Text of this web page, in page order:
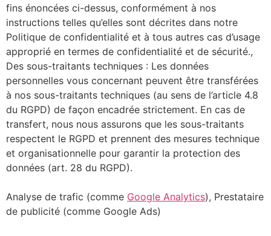
fins énoncées ci-dessus, conformément à nos
instructions telles qu’elles sont décrites dans notre
Politique de confidentialité et à tous autres cas d’usage
approprié en termes de confidentialité et de sécurité.,
Des sous-traitants techniques : Les données
personnelles vous concernant peuvent être transférées
à nos sous-traitants techniques (au sens de l’article 4.8
du RGPD) de façon encadrée strictement. En cas de
transfert, nous nous assurons que les sous-traitants
respectent le RGPD et prennent des mesures technique
et organisationnelle pour garantir la protection des
données (art. 28 du RGPD).
Analyse de trafic (comme Google Analytics), Prestataire
de publicité (comme Google Ads)